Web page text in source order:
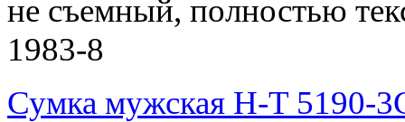
не съемный, полностью
1983-8
Сумка мужская H-T 5190-3